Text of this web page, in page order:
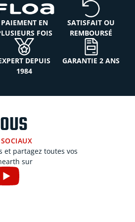
PAIEMENT EN
FOIS
SATISFAIT OU
REMBOURSÉ
DEPUIS
1984
GARANTIE 2 ANS
et partagez toutes vos
sur